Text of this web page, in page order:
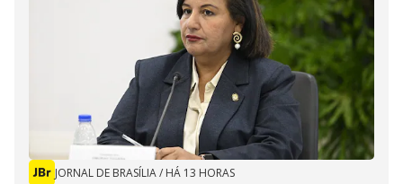
JORNAL DE BRASÍLIA/ HÁ 13 HORAS